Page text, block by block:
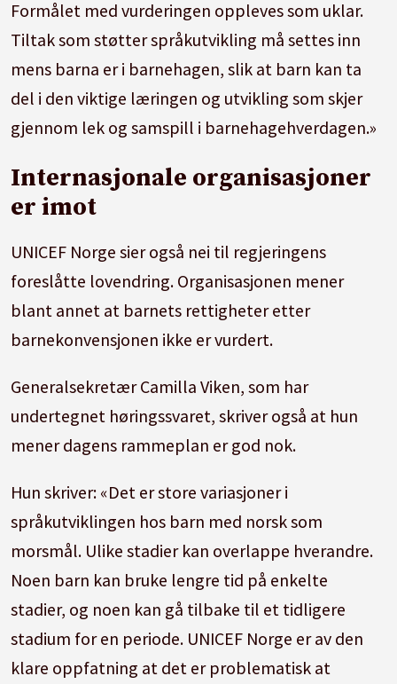
Formålet med vurderingen oppleves som uklar.
Tiltak som støtter språkutvikling må settes inn
mens barna er i barnehagen, slik at barn kan ta
del i den viktige læringen og utvikling som skjer
gjennom lek og samspill i barnehagehverdagen.»
Internasjonale organisasjoner
er imot
UNICEF Norge sier også nei til regjeringens
foreslåtte lovendring. Organisasjonen mener
blant annet at barnets rettigheter etter
barnekonvensjonen ikke er vurdert.
Generalsekretær Camilla Viken, som har
undertegnet høringssvaret, skriver også at hun
mener dagens rammeplan er god nok.
Hun skriver: «Det er store variasjoner i
språkutviklingen hos barn med norsk som
morsmål. Ulike stadier kan overlappe hverandre.
Noen barn kan bruke lengre tid på enkelte
stadier, og noen kan gå tilbake til et tidligere
stadium for en periode. UNICEF Norge er av den
klare oppfatning at det er problematisk at